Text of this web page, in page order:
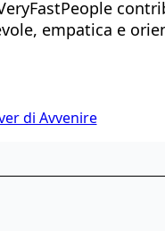
empatica e
di Avvenire